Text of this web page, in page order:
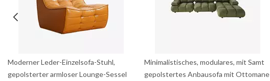
Moderner Leder-Einzelsofa-Stuhl,
gepolsterter armloser Lounge-Sessel
Minimalistisches, modulares, mit Samt
gepolstertes Anbausofa mit Ottomane